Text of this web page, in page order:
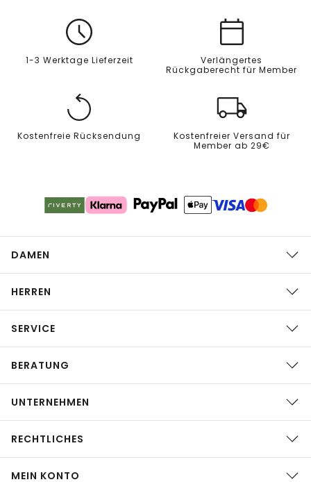
1-3 Werktage Lieferzeit
Verlängertes
Rückgaberecht für Member
Kostenfreie Rücksendung
Kostenfreier Versand für
Member ab 29€
DAMEN
HERREN
SERVICE
BERATUNG
UNTERNEHMEN
RECHTLICHES
MEIN KONTO